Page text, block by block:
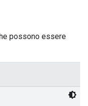
possono essere